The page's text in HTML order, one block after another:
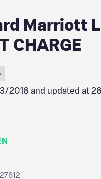
Marriott
CHARGE
2016 and updated at